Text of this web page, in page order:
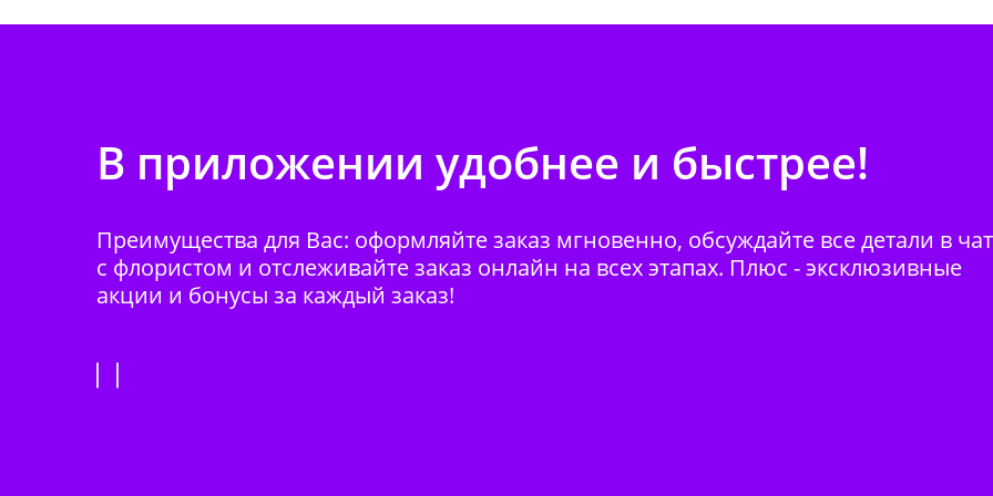
В приложении удобнее и быстрее!
Преимущества для Вас: оформляйте заказ мгновенно, обсуждайте все детали в
с флористом и отслеживайте заказ онлайн на всех этапах. Плюс - эксклюзивные
акции и бонусы за каждый заказ!